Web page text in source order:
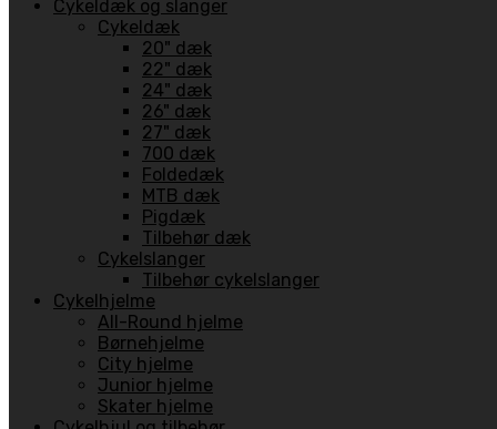
Cykeldæk og slanger
Cykeldæk
20" dæk
22" dæk
24" dæk
26" dæk
27" dæk
700 dæk
Foldedæk
MTB dæk
Pigdæk
Tilbehør dæk
Cykelslanger
Tilbehør cykelslanger
Cykelhjelme
All-Round hjelme
Børnehjelme
City hjelme
Junior hjelme
Skater hjelme